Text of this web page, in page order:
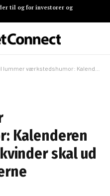
til og for investorer og
Kalenderen med halvnøgne kvinder skal ud af erhvervsskolerne
Kalenderen
skal ud